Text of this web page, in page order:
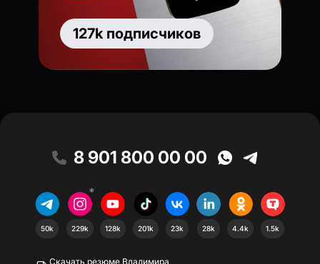
127k подписчиков
8 901 800 00 00
50k
*
229k 128k 201k 23k 28k 4.4k 1.5k
Скачать резюме Владимира